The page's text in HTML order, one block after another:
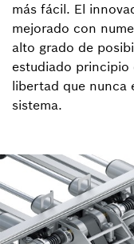
más fácil. El
mejorado con
alto grado de
estudiado principio
libertad que nunca
sistema.